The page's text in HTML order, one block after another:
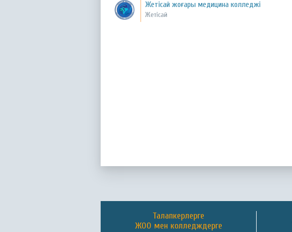
Жетісай жоғары медицина колледжі
Жетісай
Талапкерлерге
ЖОО мен колледждерге